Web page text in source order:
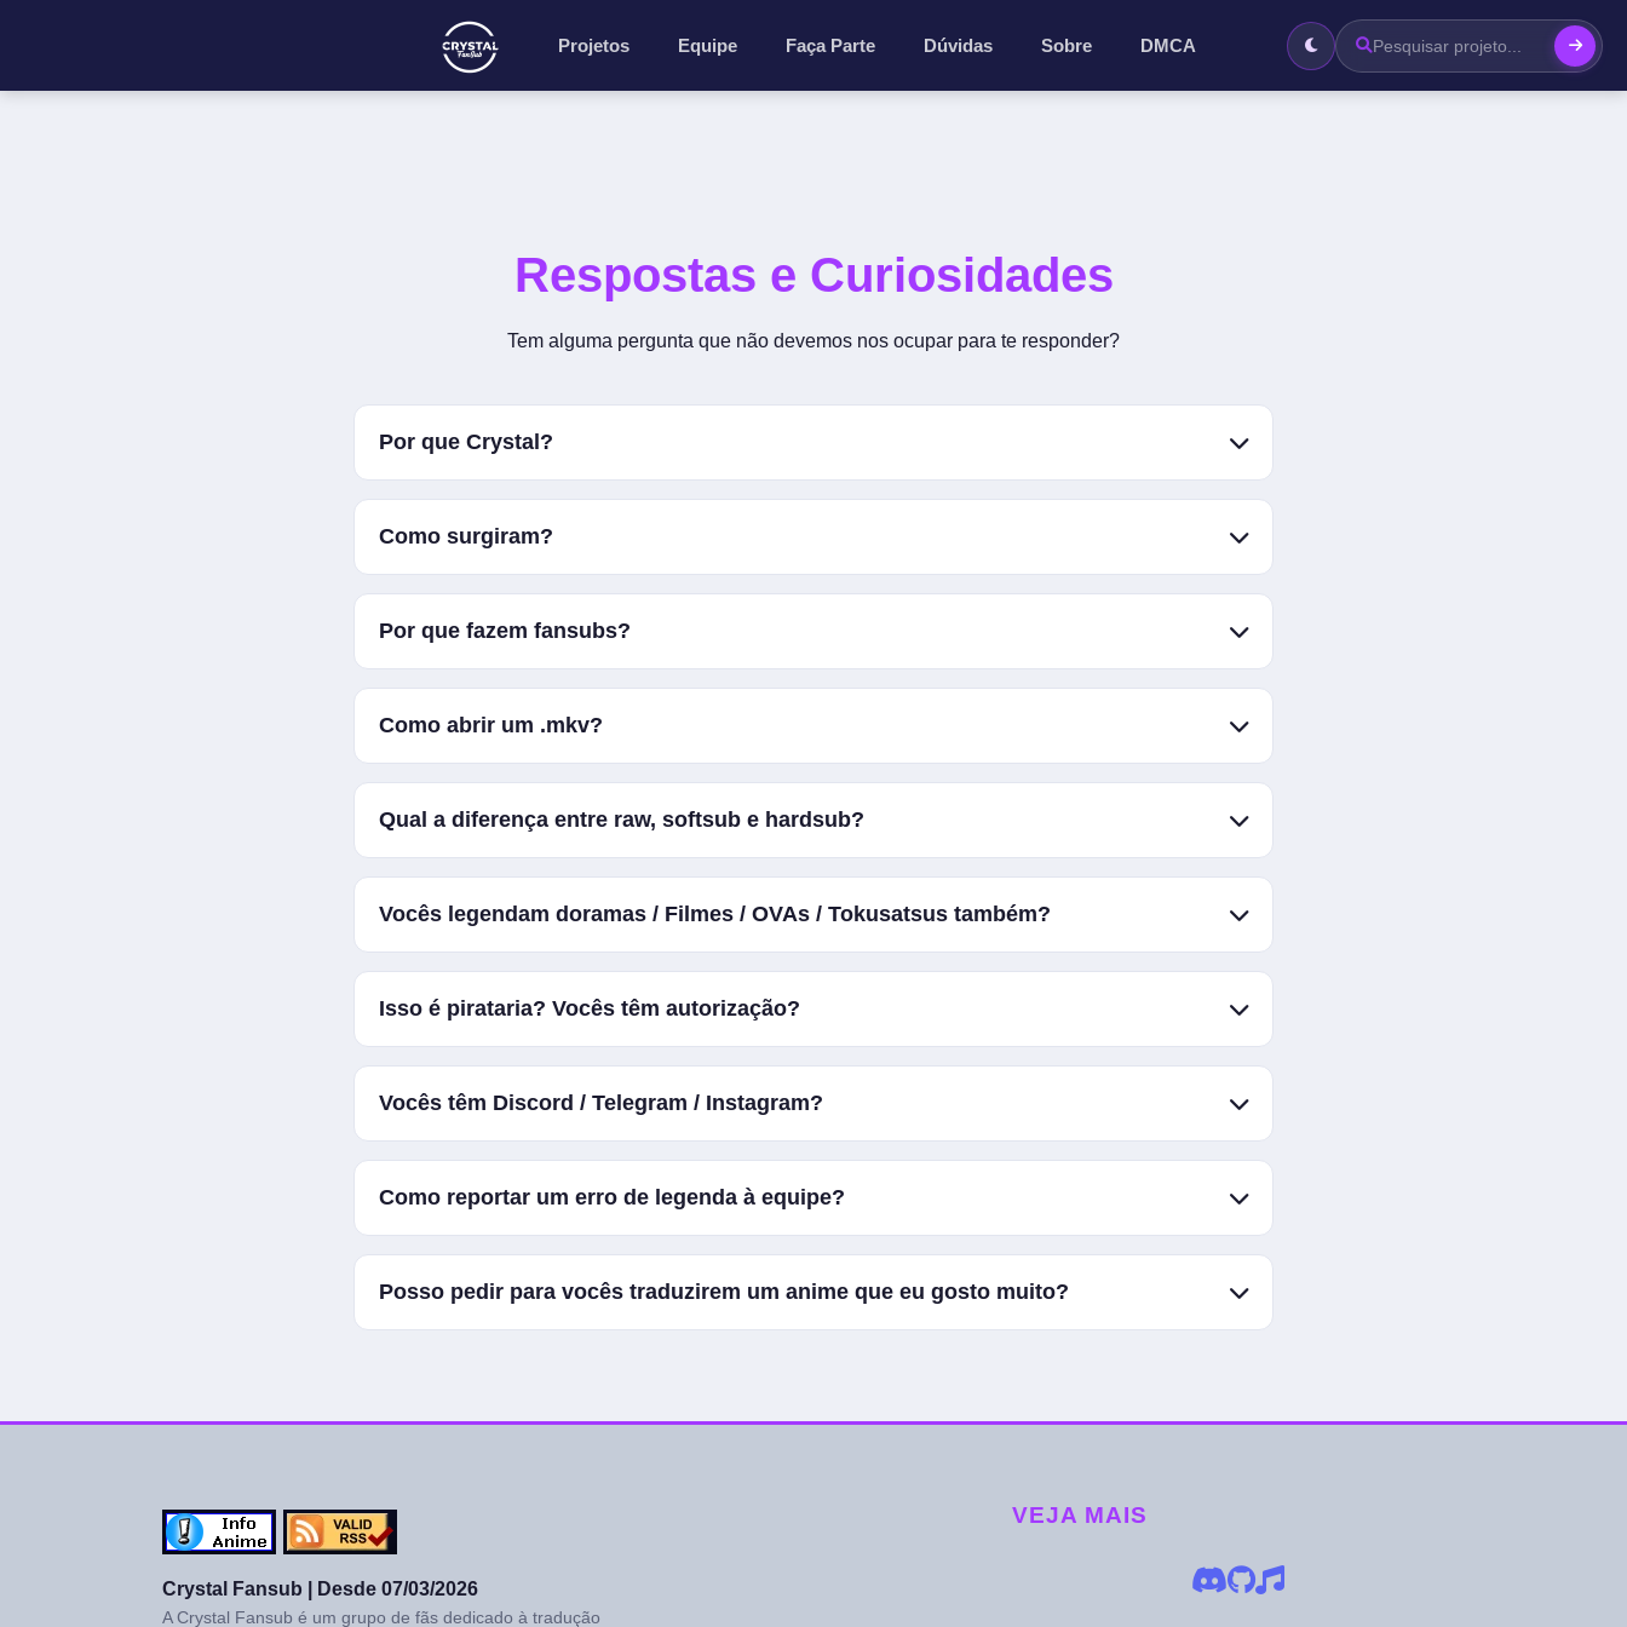
Projetos Equipe Faça Parte Dúvidas Sobre DMCA
Respostas e Curiosidades
Tem alguma pergunta que não devemos nos ocupar para te responder?
Por que Crystal?
tinha) e então fui a minha principal fonte de conhecimento (gemini) e pedi uns nomes
Como surgiram?
nenhum, então pensei: "Por que não traduzo eu mesmo?", bem, ficou um lixo, mas deu pra assistir
com meu mano RKZ. Desde então fui aprimorando minhas habilidades.
Por que fazem fansubs?
Como abrir um .mkv?
Qual a diferença entre raw, softsub e hardsub?
"queimada" no video e dá para desativá-la, retirá-la. Hardsub é quando ela está diretamente no
vídeo.
Vocês legendam doramas / Filmes / OVAs / Tokusatsus também?
Isso é pirataria? Vocês têm autorização?
cobrava. Fazemos por amor ao anime e pra galera conseguir acompanhar. Quando um estúdio
encrencar, infelizmente teremos que retirar.
Vocês têm Discord / Telegram / Instagram?
Como reportar um erro de legenda à equipe?
Posso pedir para vocês traduzirem um anime que eu gosto muito?
Crystal Fansub | Desde 07/03/2026
A Crystal Fansub é um grupo de fãs dedicado à tradução
VEJA MAIS